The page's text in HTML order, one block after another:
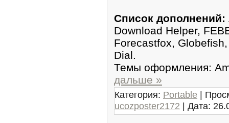
Список дополнений:
Download Helper,
Forecastfox,
Dial.
Темы оформления:
дальше »
Категория: Portable |
ucozposter2172 | Дата: